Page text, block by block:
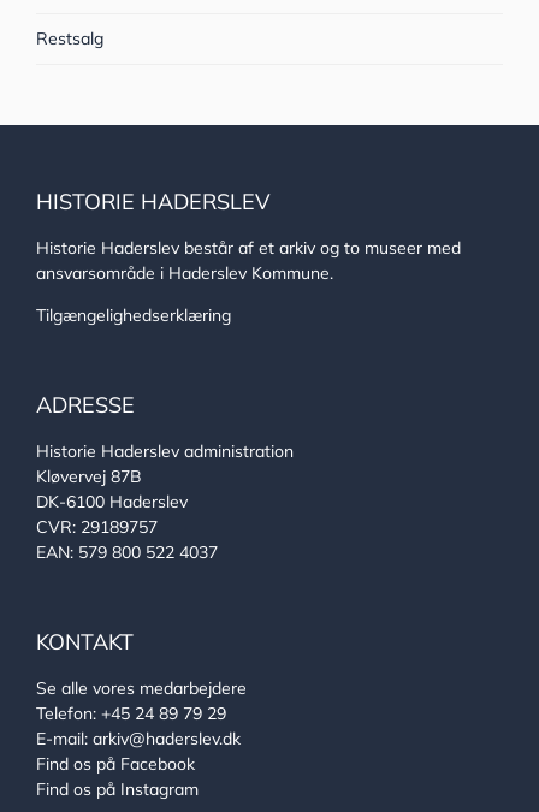
Restsalg
HISTORIE HADERSLEV
Historie Haderslev består af et arkiv og to museer med
ansvarsområde i Haderslev Kommune.
Tilgængelighedserklæring
ADRESSE
Historie Haderslev administration
Kløvervej 87B
DK-6100 Haderslev
CVR: 29189757
EAN: 579 800 522 4037
KONTAKT
Se alle vores medarbejdere
Telefon: +45 24 89 79 29
E-mail: arkiv@haderslev.dk
Find os på Facebook
Find os på Instagram